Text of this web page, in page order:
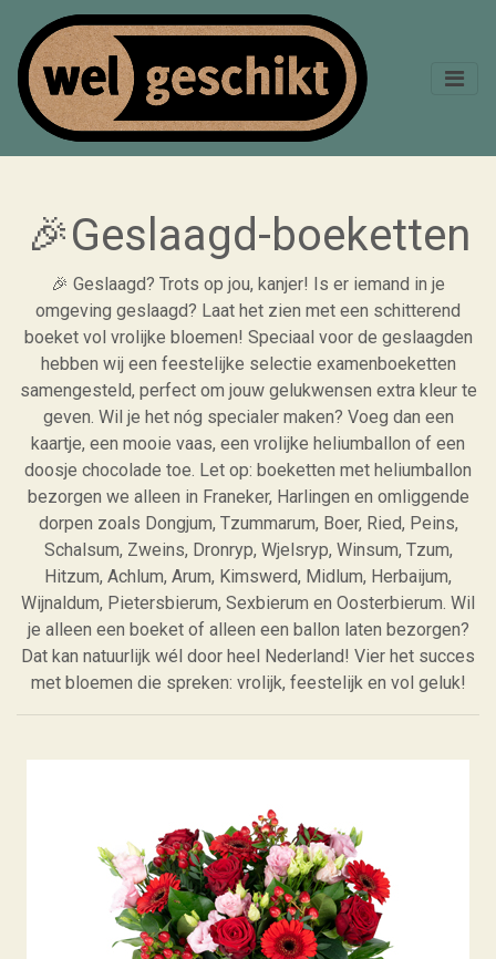
🎉Geslaagd-boeketten
🎉 Geslaagd? Trots op jou, kanjer! Is er iemand in je
omgeving geslaagd? Laat het zien met een schitterend
boeket vol vrolijke bloemen! Speciaal voor de geslaagden
hebben wij een feestelijke selectie examenboeketten
samengesteld, perfect om jouw gelukwensen extra kleur te
geven. Wil je het nóg specialer maken? Voeg dan een
kaartje, een mooie vaas, een vrolijke heliumballon of een
doosje chocolade toe. Let op: boeketten met heliumballon
bezorgen we alleen in Franeker, Harlingen en omliggende
dorpen zoals Dongjum, Tzummarum, Boer, Ried, Peins,
Schalsum, Zweins, Dronryp, Wjelsryp, Winsum, Tzum,
Hitzum, Achlum, Arum, Kimswerd, Midlum, Herbaijum,
Wijnaldum, Pietersbierum, Sexbierum en Oosterbierum. Wil
je alleen een boeket of alleen een ballon laten bezorgen?
Dat kan natuurlijk wél door heel Nederland! Vier het succes
met bloemen die spreken: vrolijk, feestelijk en vol geluk!